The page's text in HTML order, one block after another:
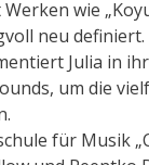
wie
neu
Julia in
um die
für Musik